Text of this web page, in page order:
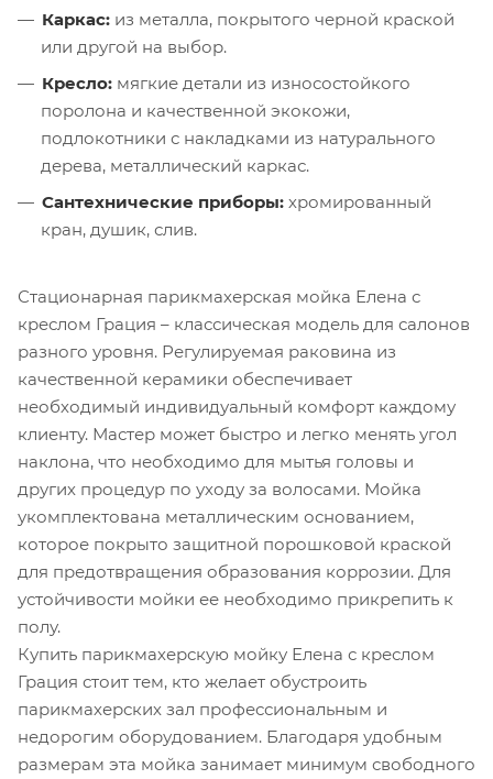
Каркас: из металла, покрытого черной краской
или другой на выбор.
Кресло: мягкие детали из износостойкого
поролона и качественной экокожи,
подлокотники с накладками из натурального
дерева, металлический каркас.
Сантехнические приборы: хромированный
кран, душик, слив.
Стационарная парикмахерская мойка Елена с
креслом Грация – классическая модель для салонов
разного уровня. Регулируемая раковина из
качественной керамики обеспечивает
необходимый индивидуальный комфорт каждому
клиенту. Мастер может быстро и легко менять угол
наклона, что необходимо для мытья головы и
других процедур по уходу за волосами. Мойка
укомплектована металлическим основанием,
которое покрыто защитной порошковой краской
для предотвращения образования коррозии. Для
устойчивости мойки ее необходимо прикрепить к
полу.
Купить парикмахерскую мойку Елена с креслом
Грация стоит тем, кто желает обустроить
парикмахерских зал профессиональным и
недорогим оборудованием. Благодаря удобным
размерам эта мойка занимает минимум свободного